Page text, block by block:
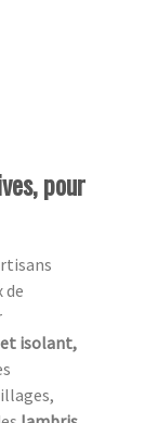
pour
de
isolant,